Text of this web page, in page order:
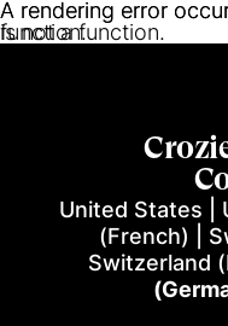
A rendering error
function.
A rendering error
is not a function.
United States
(French)
Switzerland